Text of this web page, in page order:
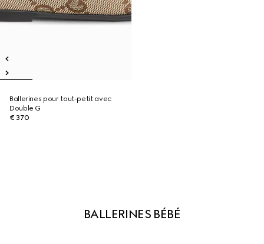
Ballerines pour tout-petit avec
Double G
€ 370
BALLERINES BÉBÉ